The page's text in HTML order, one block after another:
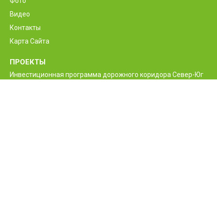
Видео
Контакты
Карта Сайта
ПРОЕКТЫ
Инвестиционная программа дорожного коридора Север-Юг